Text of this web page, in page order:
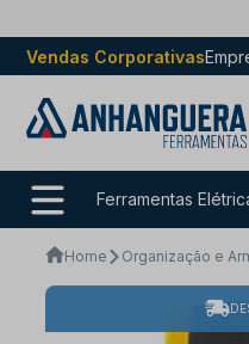
Vendas Corporativas
Ferramentas
Home Organização e